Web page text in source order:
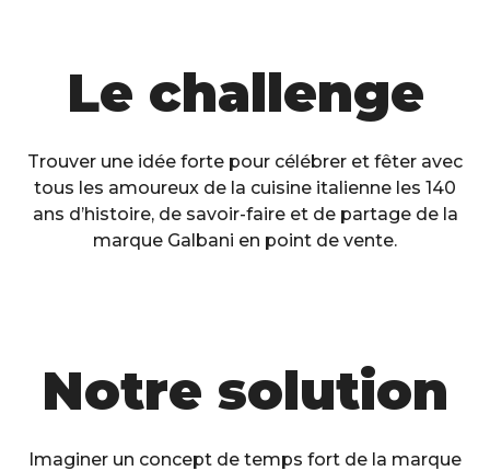
Le challenge
Trouver une idée forte pour célébrer et fêter avec
tous les amoureux de la cuisine italienne les 140
ans d’histoire, de savoir-faire et de partage de la
marque Galbani en point de vente.
Notre solution
Imaginer un concept de temps fort de la marque